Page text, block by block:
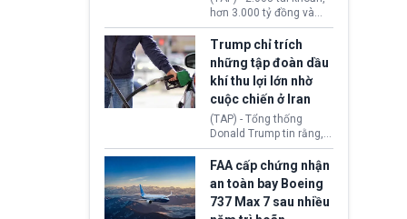
Quốc đối mặt lệnh cấm
xuất cảnh kéo dài tới 3
năm. Trong khi đó, người
nước ngoài sử dụng giấy
tờ giả có nguy cơ bị từ
chối nhập cảnh hoặc
cấm vào Trung Quốc tới
5 năm.
hơn 3.000 tỷ đồng và
một đường dây đánh
bạc xuyên quốc gia vận
hành 24/24 giờ vừa bị
Công an TP. Hải Phòng
(Việt Nam) bóc gỡ.
Trump chỉ trích
những tập đoàn dầu
khí thu lợi lớn nhờ
cuộc chiến ở Iran
(TAP) - Tổng thống
Donald Trump tin rằng, 2
tập đoàn dầu khí
ExxonMobil và Chevron
đã thu về lợi nhuận quá
lớn nhờ giá dầu tăng
mạnh suốt thời gian Hoa
FAA cấp chứng nhận
an toàn bay Boeing
737 Max 7 sau nhiều